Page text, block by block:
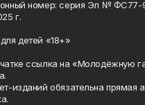
номер: серия Эл № ФС77-
г.
детей «18+»
ссылка на «Молодёжную
изданий обязательна прямая